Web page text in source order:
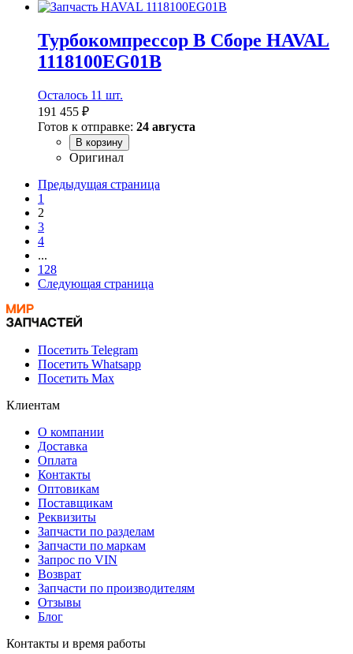
Турбокомпрессор В Сборе HAVAL
1118100EG01B
Осталось 11 шт.
191 455 ₽
Готов к отправке: 24 августа
В корзину
Оригинал
Предыдущая страница
1
2
3
4
...
128
Следующая страница
Посетить Telegram
Посетить Whatsapp
Посетить Max
Клиентам
О компании
Доставка
Оплата
Контакты
Оптовикам
Поставщикам
Реквизиты
Запчасти по разделам
Запчасти по маркам
Запрос по VIN
Возврат
Запчасти по производителям
Отзывы
Блог
Контакты и время работы